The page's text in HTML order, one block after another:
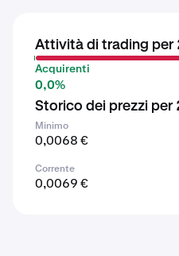
Attività di trading per
Acquirenti
0,0%
Storico dei prezzi per
Minimo
0,0068 €
Corrente
0,0069 €